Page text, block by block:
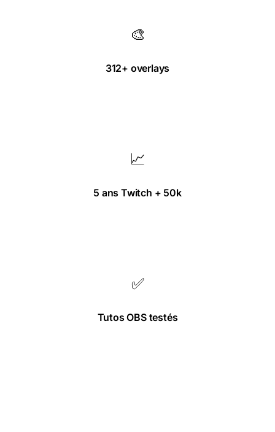
🎨
312+ overlays
📈
5 ans Twitch + 50k
✅
Tutos OBS testés